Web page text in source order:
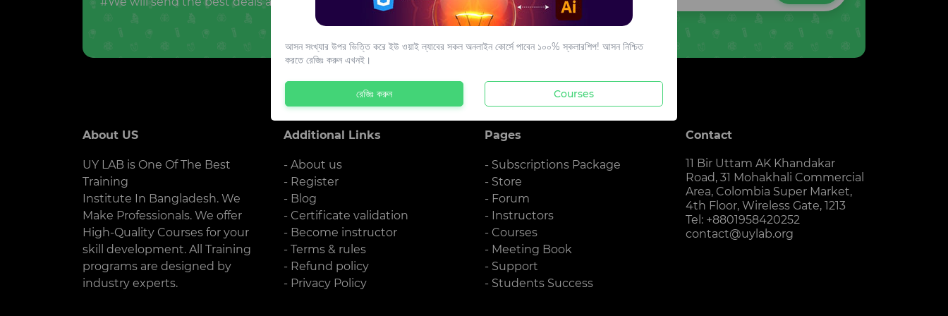
About US
UY LAB is One Of The Best
Training
Institute In Bangladesh. We
Make Professionals. We offer
High-Quality Courses for your
skill development. All Training
programs are designed by
industry experts.
Additional Links
- About us
- Register
- Blog
- Certificate validation
- Become instructor
- Terms & rules
- Refund policy
- Privacy Policy
Pages
- Subscriptions Package
- Store
- Forum
- Instructors
- Courses
- Meeting Book
- Support
- Students Success
Contact
11 Bir Uttam AK Khandakar
Road, 31 Mohakhali Commercial
Area, Colombia Super Market,
4th Floor, Wireless Gate, 1213
Tel: +8801958420252
contact@uylab.org
আসন সংখ্যার উপর ভিত্তি করে ইউ ওয়াই ল্যাবের সকল অনলাইন কোর্সে পাবেন ১০০% স্কলারশিপ! আসন নিশ্চিত
করতে রেজিঃ করুন এখনই।
রেজিঃ করুন Courses